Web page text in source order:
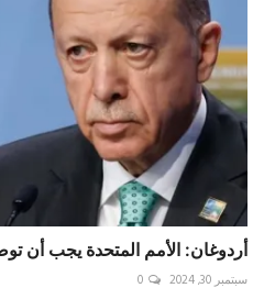
أردوغان: الأمم المتحدة يجب أن
سبتمبر 30, 2024 0